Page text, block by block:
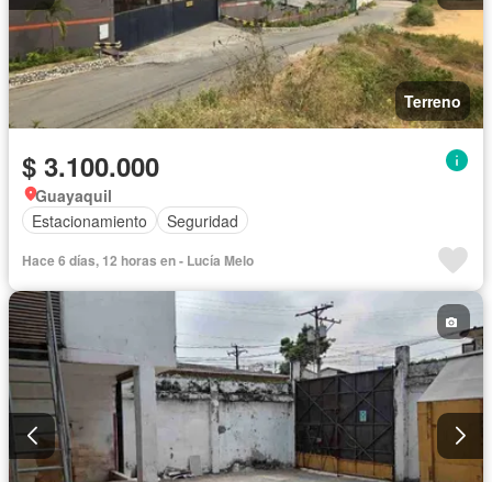
Terreno
$ 3.100.000
Guayaquil
Estacionamiento
Seguridad
Hace 6 días, 12 horas en - Lucía Melo